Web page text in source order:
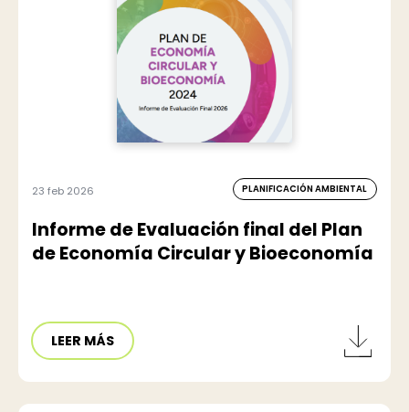
23 feb 2026 PLANIFICACIÓN AMBIENTAL
Informe de Evaluación final del Plan
de Economía Circular y Bioeconomía
LEER MÁS